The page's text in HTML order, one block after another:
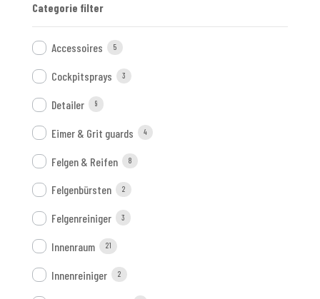
Categorie filter
Accessoires 5
Cockpitsprays 3
Detailer 9
Eimer & Grit guards 4
Felgen & Reifen 8
Felgenbürsten 2
Felgenreiniger 3
Innenraum 21
Innenreiniger 2